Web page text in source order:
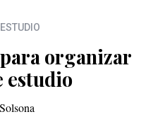
organizar
estudio